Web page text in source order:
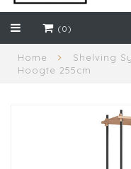
(0)
Home
Shelving
Hoogte 255cm